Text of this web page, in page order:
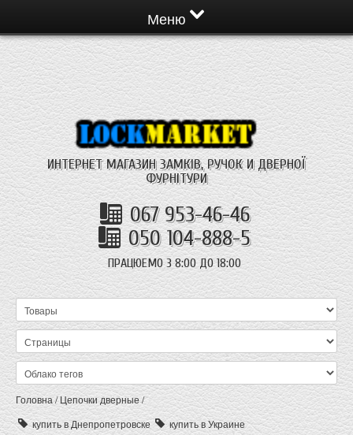
Меню
ИНТЕРНЕТ МАГАЗИН ЗАМКІВ, РУЧОК И ДВЕРНОЇ
ФУРНІТУРИ
067 953-46-46
050 104-888-5
ПРАЦЮЕМО З 8:00 ДО 18:00
Головна/Цепочки дверные/
купить в Днепропетровске
купить в Украине